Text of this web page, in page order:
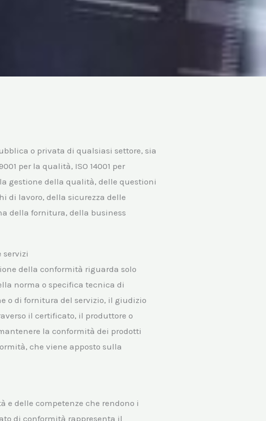
o privata di qualsiasi settore, sia
per la qualità, ISO 14001 per
gestione della qualità, delle questioni
di lavoro, della sicurezza delle
della fornitura, della business
servizi
della conformità riguarda solo
norma o specifica tecnica di
o di fornitura del servizio, il giudizio
il certificato, il produttore o
la conformità dei prodotti
che viene apposto sulla
e delle competenze che rendono i
di conformità rappresenta il